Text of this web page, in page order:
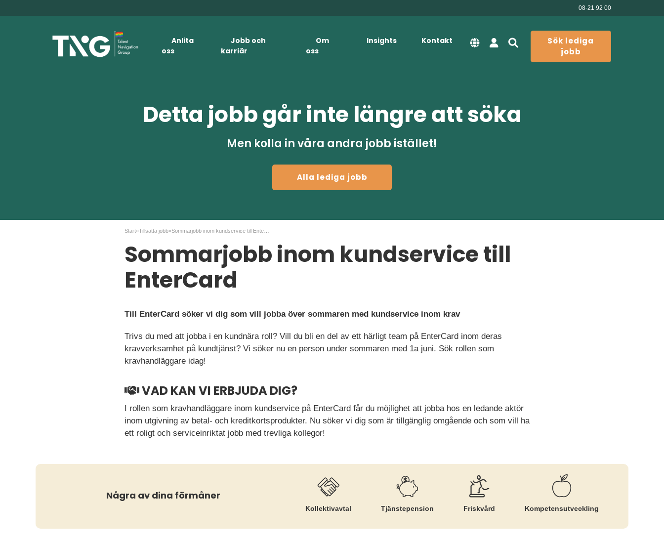
08-21 92 00
Anlita
oss
Jobb och
karriär
Om
oss
Insights Kontakt
Sök lediga
jobb
Detta jobb går inte längre att söka
Men kolla in våra andra jobb istället!
Alla lediga jobb
Start»Tillsatta jobb»
Sommarjobb inom kundservice till
EnterCard
Till EnterCard söker vi dig som vill jobba över sommaren med kundservice inom krav
Trivs du med att jobba i en kundnära roll? Vill du bli en del av ett härligt team på EnterCard inom deras
kravverksamhet på kundtjänst? Vi söker nu en person under sommaren med 1a juni. Sök rollen som
kravhandläggare idag!
VAD KAN VI ERBJUDA DIG?
I rollen som kravhandläggare inom kundservice på EnterCard får du möjlighet att jobba hos en ledande aktör
inom utgivning av betal- och kreditkortsprodukter. Nu söker vi dig som är tillgänglig omgående och som vill ha
ett roligt och serviceinriktat jobb med trevliga kollegor!
Några av dina förmåner
Kollektiv­avtal Tjänste­pension Friskvård Kompetens­utveckling